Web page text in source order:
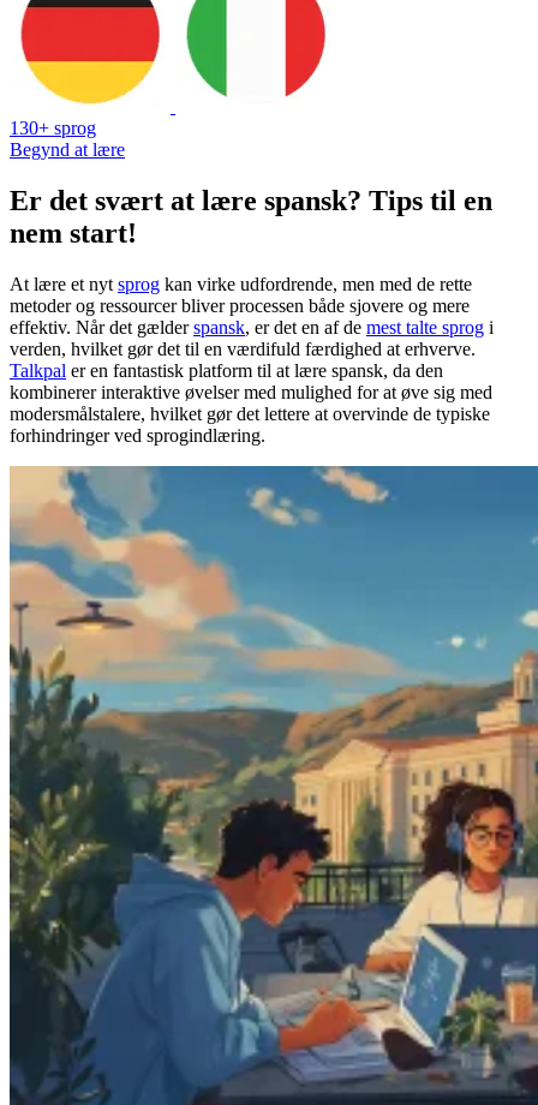
130+ sprog
Begynd at lære
Er det svært at lære spansk? Tips til en
nem start!
At lære et nyt sprog kan virke udfordrende, men med de rette
metoder og ressourcer bliver processen både sjovere og mere
effektiv. Når det gælderspansk, er det en af de mest talte sprog i
verden, hvilket gør det til en værdifuld færdighed at erhverve.
Talkpal er en fantastisk platform til at lære spansk, da den
kombinerer interaktive øvelser med mulighed for at øve sig med
modersmålstalere, hvilket gør det lettere at overvinde de typiske
forhindringer ved sprogindlæring.